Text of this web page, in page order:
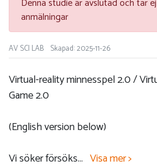
Denna studie är avslutad och tar
anmälningar
AV SCI LAB Skapad: 2025-11-26
Virtual-reality minnesspel 2.0 /
Game 2.0
(English version below)
Vi söker försöks... Visa mer >